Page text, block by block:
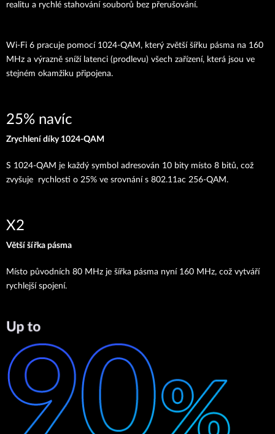
realitu a rychlé stahování souborů bez přerušování.
Wi-Fi 6 pracuje pomocí 1024-QAM, který zvětší šířku pásma na 160
MHz a výrazně sníží latenci (prodlevu) všech zařízení, která jsou ve
stejném okamžiku připojena.
25% navíc
Zrychlení díky 1024-QAM
S 1024-QAM je každý symbol adresován 10 bity místo 8 bitů, což
zvyšuje rychlosti o 25% ve srovnání s 802.11ac 256-QAM.
X2
Větší šířka pásma
Místo původních 80 MHz je šířka pásma nyní 160 MHz, což vytváří
rychlejší spojení.